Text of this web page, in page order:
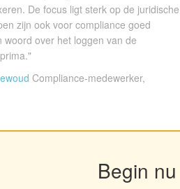
De focus ligt sterk op de juridische
zijn ook voor compliance goed
woord over het loggen van de
Compliance-medewerker,
Begin